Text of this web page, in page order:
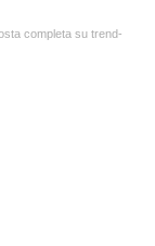
completa su trend-